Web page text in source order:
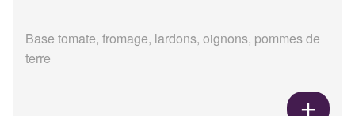
Base tomate, fromage, lardons, oignons, pommes de
terre